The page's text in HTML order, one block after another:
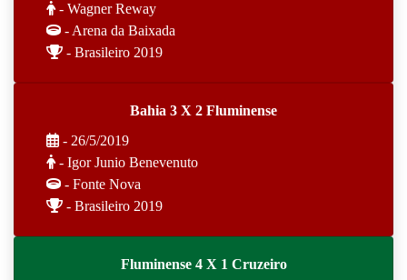
- Wagner Reway
- Arena da Baixada
- Brasileiro 2019
Bahia 3 X 2 Fluminense
- 26/5/2019
- Igor Junio Benevenuto
- Fonte Nova
- Brasileiro 2019
Fluminense 4 X 1 Cruzeiro